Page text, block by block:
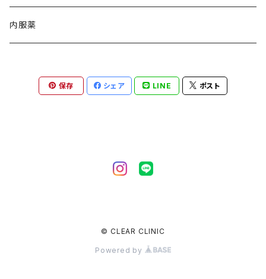
エムディア
ナビジョン
内服薬
保存 シェア LINE ポスト
© CLEAR CLINIC
Powered by